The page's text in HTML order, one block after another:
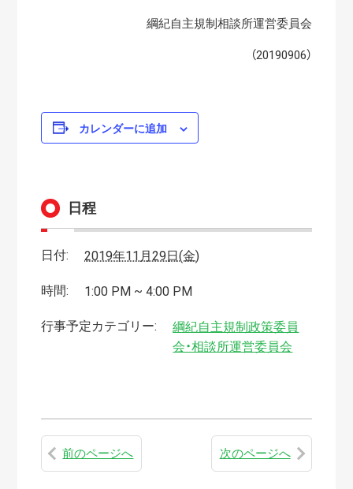
綱紀自主規制相談所運営委員会
（20190906）
カレンダーに追加
日程
日付: 2019年11月29日(金)
時間: 1:00 PM ~ 4:00 PM
行事予定カテゴリー:
綱紀自主規制政策委員
会・相談所運営委員会
前のページへ 次のページへ